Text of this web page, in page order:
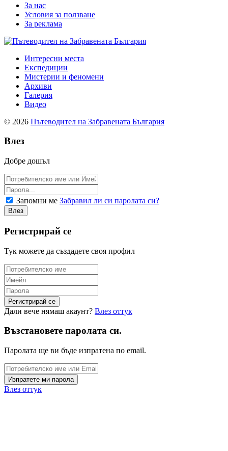
За нас
Условия за ползване
За реклама
Интересни места
Експедиции
Мистерии и феномени
Архиви
Галерия
Видео
© 2026 Пътеводител на Забравената България
Влез
Добре дошъл
Запомни ме Забравил ли си паролата си?
Регистрирай се
Тук можете да създадете своя профил
Дали вече нямаш акаунт? Влез оттук
Възстановете паролата си.
Паролата ще ви бъде изпратена по email.
Влез оттук